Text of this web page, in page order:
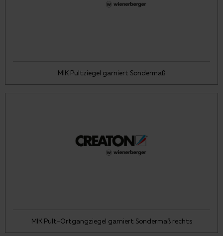
MIK Pultziegel garniert Sondermaß
MIK Pult-Ortgangziegel garniert Sondermaß rechts